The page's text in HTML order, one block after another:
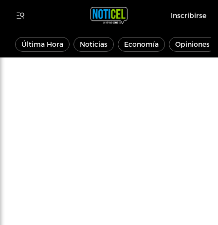
Inscribirse
Última Hora Noticias Economía Opiniones